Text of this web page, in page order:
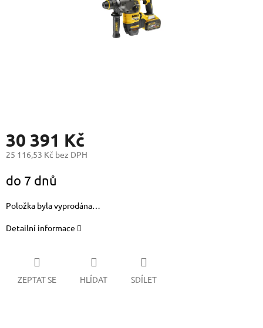
30 391 Kč
25 116,53 Kč bez DPH
cena:
do 7 dnů
Položka byla vyprodána…
Detailní informace
ZEPTAT SE HLÍDAT SDÍLET